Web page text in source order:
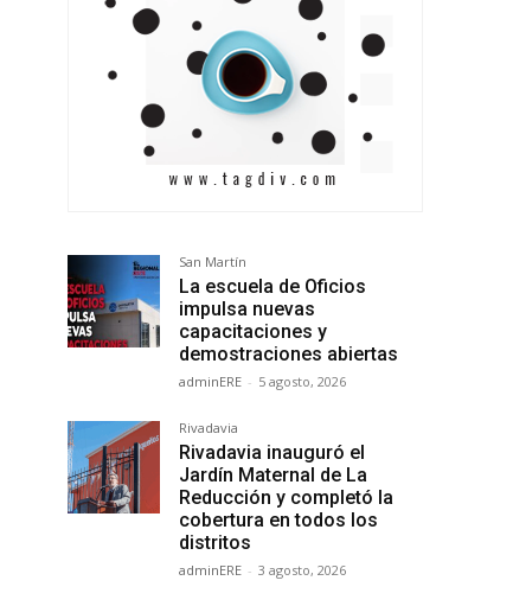
San Martín
La escuela de Oficios
impulsa nuevas
capacitaciones y
demostraciones abiertas
adminERE - 5 agosto, 2026
Rivadavia
Rivadavia inauguró el
Jardín Maternal de La
Reducción y completó la
cobertura en todos los
distritos
adminERE - 3 agosto, 2026